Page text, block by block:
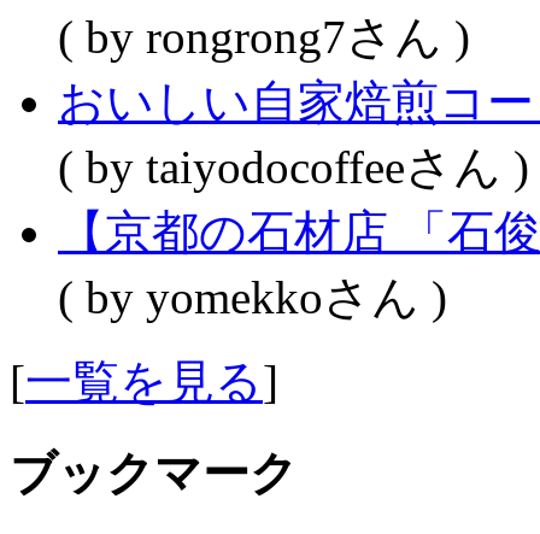
( by rongrong7さん )
おいしい自家焙煎コ
( by taiyodocoffeeさん )
【京都の石材店 「
( by yomekkoさん )
[一覧を見る]
ブックマーク